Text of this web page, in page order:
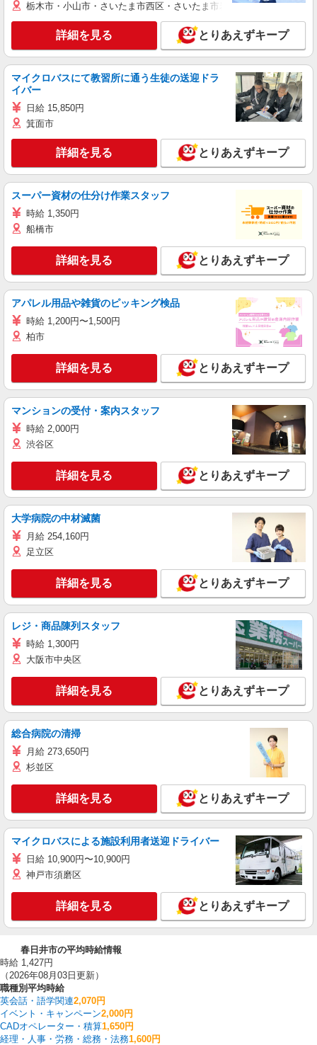
栃木市・小山市・さいたま市西区・さいたま市岩槻区・久喜市・蓮田
詳細を見る とりあえずキープ
マイクロバスにて教習所に通う生徒の送迎ドラ
イバー
日給 15,850円
箕面市
詳細を見る とりあえずキープ
スーパー資材の仕分け作業スタッフ
時給 1,350円
船橋市
詳細を見る とりあえずキープ
アパレル用品や雑貨のピッキング検品
時給 1,200円〜1,500円
柏市
詳細を見る とりあえずキープ
マンションの受付・案内スタッフ
時給 2,000円
渋谷区
詳細を見る とりあえずキープ
大学病院の中材滅菌
月給 254,160円
足立区
詳細を見る とりあえずキープ
レジ・商品陳列スタッフ
時給 1,300円
大阪市中央区
詳細を見る とりあえずキープ
総合病院の清掃
月給 273,650円
杉並区
詳細を見る とりあえずキープ
マイクロバスによる施設利用者送迎ドライバー
日給 10,900円〜10,900円
神戸市須磨区
詳細を見る とりあえずキープ
春日井市の平均時給情報
時給 1,427円
（2026年08月03日更新）
職種別平均時給
英会話・語学関連2,070円
イベント・キャンペーン2,000円
CADオペレーター・積算1,650円
経理・人事・労務・総務・法務1,600円